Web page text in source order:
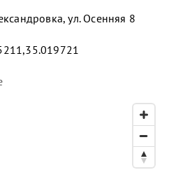
ул. Осенняя 8